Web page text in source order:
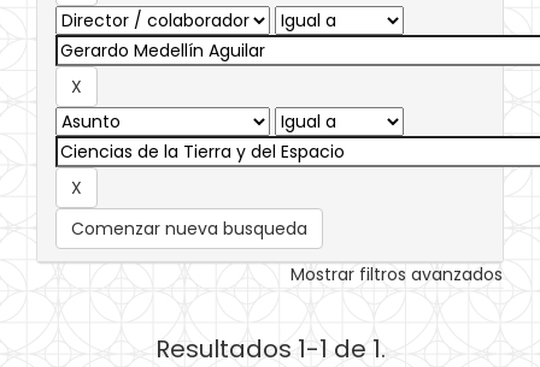
Comenzar nueva busqueda
Mostrar filtros avanzados
Resultados 1-1 de 1.